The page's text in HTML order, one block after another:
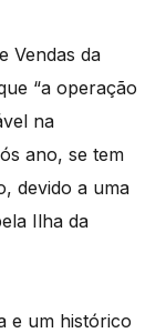
Vendas da
“a operação
na
ano, se tem
devido a uma
Ilha da
e um histórico